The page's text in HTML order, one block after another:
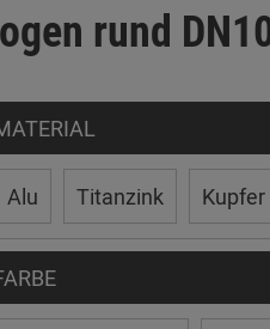
rund
Alu Titanzink Kupfer